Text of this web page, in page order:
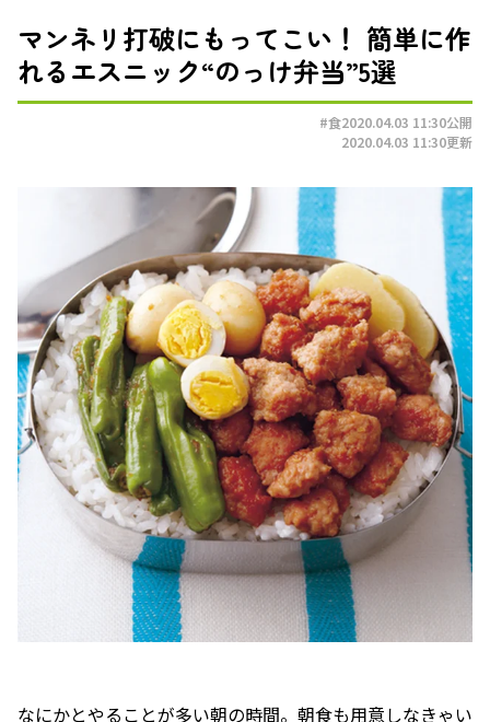
マンネリ打破にもってこい！ 簡単に作
れるエスニック“のっけ弁当”5選
#食2020.04.03 11:30公開
2020.04.03 11:30更新
なにかとやることが多い朝の時間。朝食も用意しなきゃい